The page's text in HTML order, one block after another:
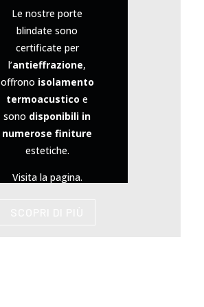
Le nostre porte
blindate sono
certificate per
l’antieffrazione,
offrono isolamento
termoacustico e
sono disponibili in
numerose finiture
estetiche.
Visita la pagina.